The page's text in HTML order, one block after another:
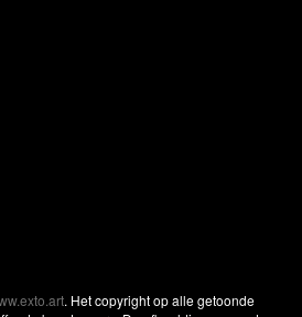
. Het copyright op alle getoonde